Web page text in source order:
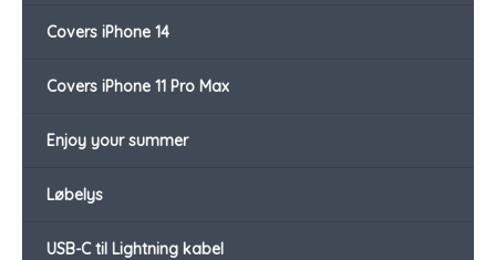
Covers iPhone 14
Covers iPhone 11 Pro Max
Enjoy your summer
Løbelys
USB-C til Lightning kabel